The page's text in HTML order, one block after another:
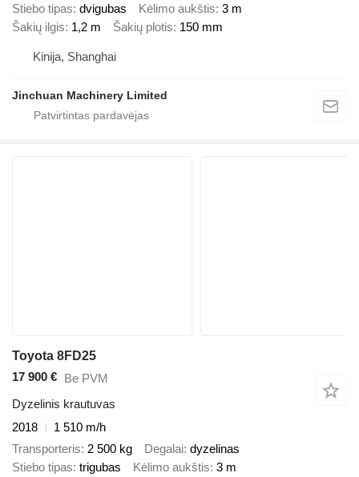
Stiebo tipas dvigubas Kėlimo aukštis 3 m
Šakių ilgis 1,2 m Šakių plotis 150 mm
Kinija, Shanghai
Jinchuan Machinery Limited
Toyota 8FD25
17 900 € Be PVM
Dyzelinis krautuvas
2018
1 510 m/h
Transporteris 2 500 kg Degalai dyzelinas
Stiebo tipas trigubas Kėlimo aukštis 3 m